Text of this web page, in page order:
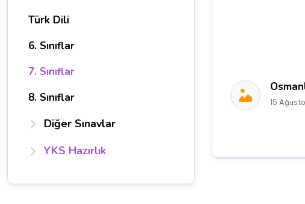
Türk Dili
6. Sınıflar
7. Sınıflar
8. Sınıflar
Diğer Sınavlar
YKS Hazırlık
15